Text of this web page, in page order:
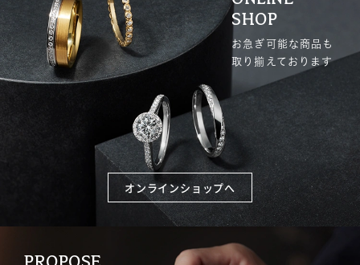
SHOP
お急ぎ可能な商品も
取り揃えております
オンラインショップへ